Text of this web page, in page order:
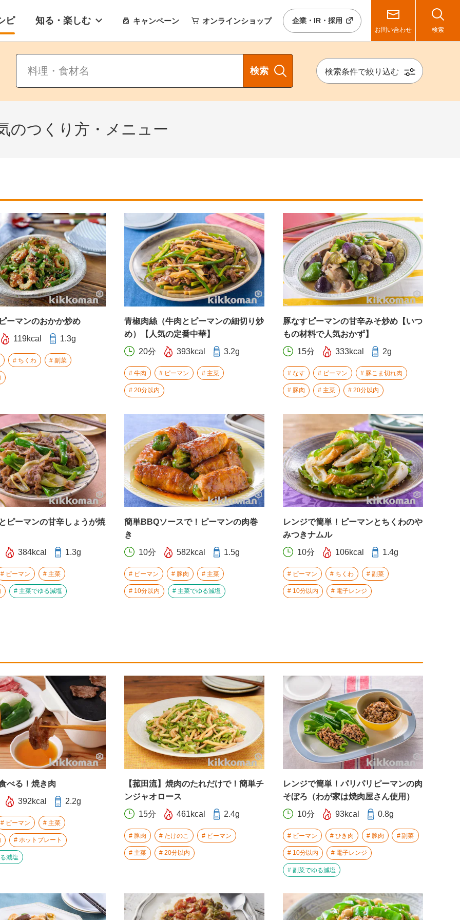
ピ 知る・楽しむ キャンペーン オンラインショップ 企業・IR・採用
お問い合わせ 検索
検索 検索条件で絞り込む
のつくり方・メニュー
ーマンのおかか炒め
119kcal 1.3g
ちくわ 副菜
青椒肉絲（牛肉とピーマンの細切り炒
め）【人気の定番中華】
20分 393kcal 3.2g
牛肉 ピーマン 主菜
20分以内
豚なすピーマンの甘辛みそ炒め【いつ
もの材料で人気おかず】
15分 333kcal 2g
なす ピーマン 豚こま切れ肉
豚肉 主菜 20分以内
ピーマンの甘辛しょうが焼
384kcal 1.3g
ピーマン 主菜
主菜でゆる減塩
簡単BBQソースで！ピーマンの肉巻
き
10分 582kcal 1.5g
ピーマン 豚肉 主菜
10分以内 主菜でゆる減塩
レンジで簡単！ピーマンとちくわのや
みつきナムル
10分 106kcal 1.4g
ピーマン ちくわ 副菜
10分以内 電子レンジ
べる！焼き肉
392kcal 2.2g
ピーマン 主菜
ホットプレート
減塩
【菰田流】焼肉のたれだけで！簡単チ
ンジャオロース
15分 461kcal 2.4g
豚肉 たけのこ ピーマン
主菜 20分以内
レンジで簡単！パリパリピーマンの肉
そぼろ（わが家は焼肉屋さん使用）
10分 93kcal 0.8g
ピーマン ひき肉 豚肉 副菜
10分以内 電子レンジ
副菜でゆる減塩